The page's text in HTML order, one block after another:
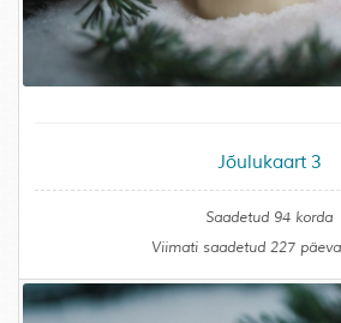
Jõulukaart 3
Saadetud 94 korda
Viimati saadetud 227